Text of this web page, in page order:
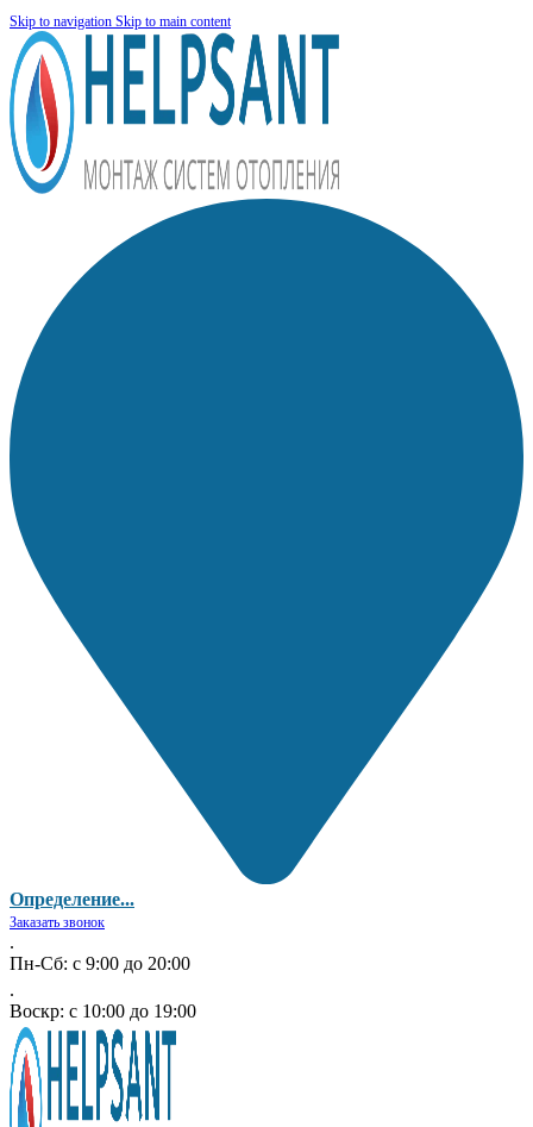
Skip to navigation Skip to main content
Определение...
Заказать звонок
.
Пн-Сб: с 9:00 до 20:00
.
Воскр: с 10:00 до 19:00